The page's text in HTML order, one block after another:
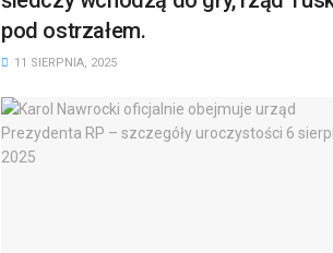
pod ostrzałem.
11 SIERPNIA, 2025